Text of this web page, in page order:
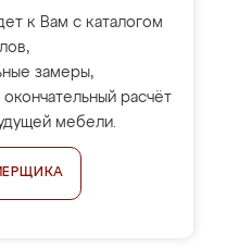
к Вам с каталогом
замеры,
расчёт
мебели.